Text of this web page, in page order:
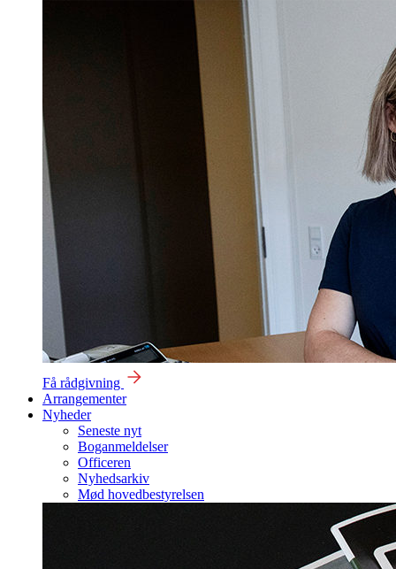
Få rådgivning
Arrangementer
Nyheder
Seneste nyt
Boganmeldelser
Officeren
Nyhedsarkiv
Mød hovedbestyrelsen